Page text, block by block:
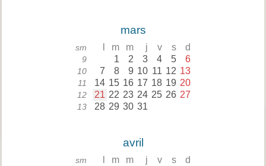
mars
sm m m j v s d
9 1 2 3 4 5 6
10 7 8 9 10 11 12 13
11 14 15 16 17 18 19 20
12 21 22 23 24 25 26 27
13 28 29 30 31
avril
sm m m j v s d